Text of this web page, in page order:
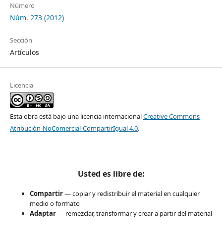
Número
Núm. 273 (2012)
Sección
Artículos
Licencia
Esta obra está bajo una licencia internacionalCreative Commons
Atribución-NoComercial-CompartirIgual 4.0.
Usted es libre de:
Compartir— copiar y redistribuir el material en cualquier
medio o formato
Adaptar— remezclar, transformar y crear a partir del material